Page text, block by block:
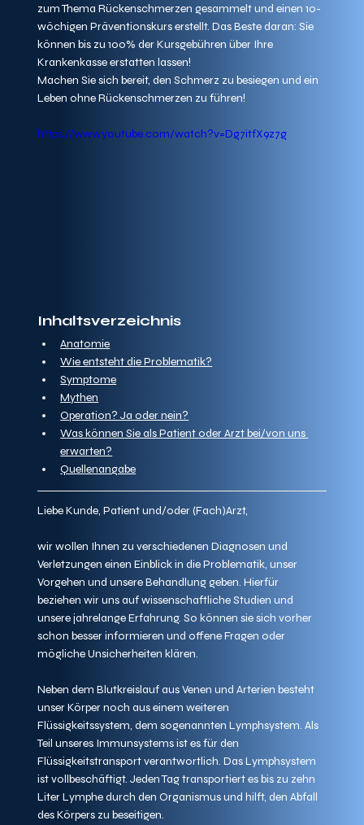
zum Thema Rückenschmerzen gesammelt und einen 10-
wöchigen Präventionskurs erstellt. Das Beste daran: Sie
können bis zu 100% der Kursgebühren über Ihre
Krankenkasse erstatten lassen!
Machen Sie sich bereit, den Schmerz zu besiegen und ein
Leben ohne Rückenschmerzen zu führen!
https://www.youtube.com/watch?v=Dg7itfX9z7g
Inhaltsverzeichnis
Anatomie
Wie entsteht die Problematik?
Symptome
Mythen
Operation? Ja oder nein?
Was können Sie als Patient oder Arzt bei/von uns
erwarten?
Quellenangabe
Liebe Kunde, Patient und/oder (Fach)Arzt,
wir wollen Ihnen zu verschiedenen Diagnosen und
Verletzungen einen Einblick in die Problematik, unser
Vorgehen und unsere Behandlung geben. Hierfür
beziehen wir uns auf wissenschaftliche Studien und
unsere jahrelange Erfahrung. So können sie sich vorher
schon besser informieren und offene Fragen oder
mögliche Unsicherheiten klären.
Neben dem Blutkreislauf aus Venen und Arterien besteht
unser Körper noch aus einem weiteren
Flüssigkeitssystem, dem sogenannten Lymphsystem. Als
Teil unseres Immunsystems ist es für den
Flüssigkeitstransport verantwortlich. Das Lymphsystem
ist vollbeschäftigt. Jeden Tag transportiert es bis zu zehn
Liter Lymphe durch den Organismus und hilft, den Abfall
des Körpers zu beseitigen.